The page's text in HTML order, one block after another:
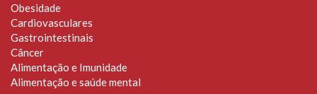
Obesidade
Cardiovasculares
Gastrointestinais
Câncer
Alimentação e Imunidade
Alimentação e saúde mental